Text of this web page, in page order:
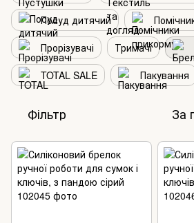
Посуд дитячий
Прорізувачі
Тримачі
TOTAL SALE
Пакування
Фільтр За